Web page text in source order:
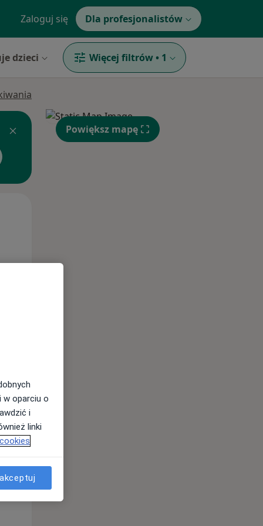
Zaloguj się Dla profesjonalistów
dzieci Więcej filtrów • 1
Wt,
11 Sie
Powiększ mapę
w oparciu o
i
linki